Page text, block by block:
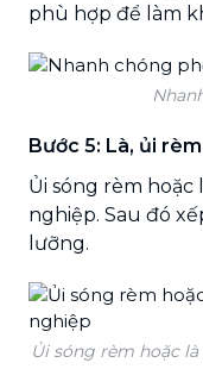
phù hợp để làm
Bước 5: Là, ủi rèm
Ủi sóng rèm hoặc
nghiệp. Sau đó
lưỡng.
Ủi sóng rèm hoặc